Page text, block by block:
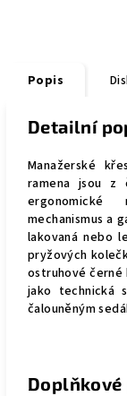
Popis
Detailní
Manažerské
ramena jsou z
ergonomické
mechanismus a
lakovaná nebo
pryžových
ostruhové
jako technická
čalouněným